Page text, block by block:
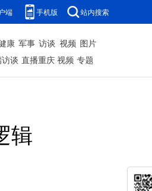
端 手机版 站内搜索
康 军事 访谈 视频 图片
谈 直播重庆 视频 专题
辑